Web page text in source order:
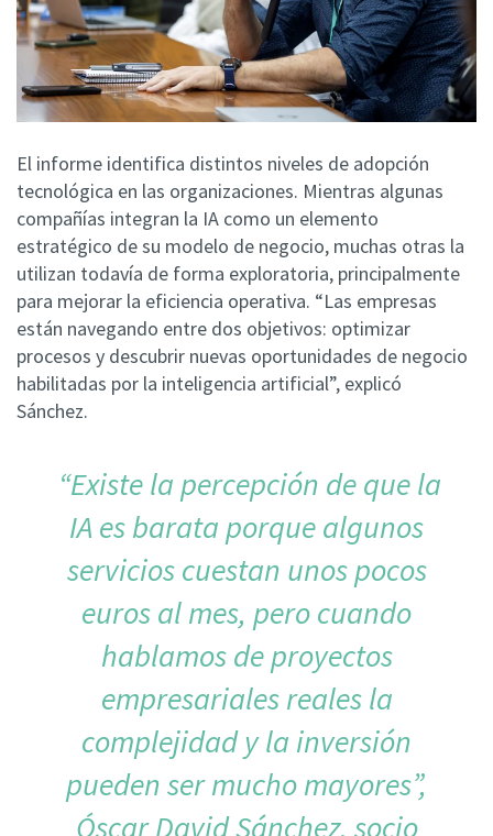
El informe identifica distintos niveles de adopción
tecnológica en las organizaciones. Mientras algunas
compañías integran la IA como un elemento
estratégico de su modelo de negocio, muchas otras la
utilizan todavía de forma exploratoria, principalmente
para mejorar la eficiencia operativa. “Las empresas
están navegando entre dos objetivos: optimizar
procesos y descubrir nuevas oportunidades de negocio
habilitadas por la inteligencia artificial”, explicó
Sánchez.
“Existe la percepción de que la
IA es barata porque algunos
servicios cuestan unos pocos
euros al mes, pero cuando
hablamos de proyectos
empresariales reales la
complejidad y la inversión
pueden ser mucho mayores”,
Óscar David Sánchez, socio